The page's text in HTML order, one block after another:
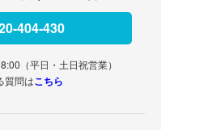
404-430
（平日・土日祝営業）
質問はこちら